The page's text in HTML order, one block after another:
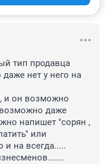
тип продавца
нет у него на
и он возможно
возможно даже
напишет "сорян ,
или
и на всегда.....